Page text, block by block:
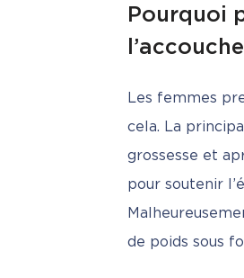
Pourquoi
Les femmes
cela. La
grossesse et
pour soutenir
de poids sous